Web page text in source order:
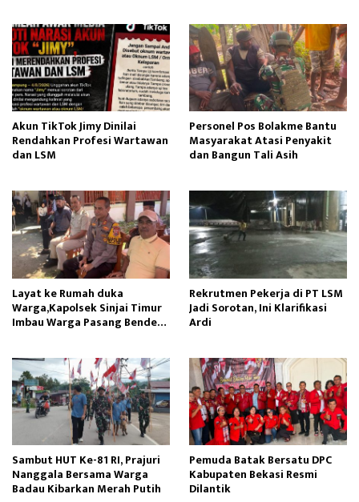
Akun TikTok Jimy Dinilai
Rendahkan Profesi Wartawan
dan LSM
Personel Pos Bolakme Bantu
Masyarakat Atasi Penyakit
dan Bangun Tali Asih
Layat ke Rumah duka
Warga,Kapolsek Sinjai Timur
Imbau Warga Pasang Bendera
Rekrutmen Pekerja di PT LSM
Jadi Sorotan, Ini Klarifikasi
Ardi
Sambut HUT Ke-81 RI, Prajuri
Nanggala Bersama Warga
Badau Kibarkan Merah Putih
Pemuda Batak Bersatu DPC
Kabupaten Bekasi Resmi
Dilantik